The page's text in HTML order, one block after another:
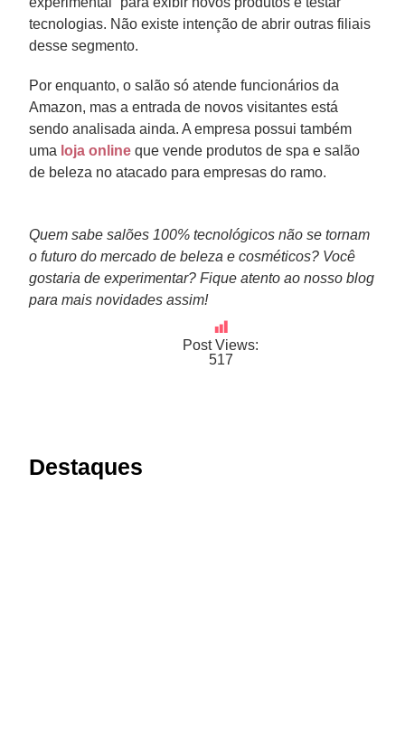
tecnologias. Não existe intenção de abrir outras filiais
desse segmento.
Por enquanto, o salão só atende funcionários da
Amazon, mas a entrada de novos visitantes está
sendo analisada ainda. A empresa possui também
uma loja online que vende produtos de spa e salão
de beleza no atacado para empresas do ramo.
Quem sabe salões 100% tecnológicos não se tornam
o futuro do mercado de beleza e cosméticos? Você
gostaria de experimentar? Fique atento ao nosso blog
para mais novidades assim!
Post Views:
517
Destaques